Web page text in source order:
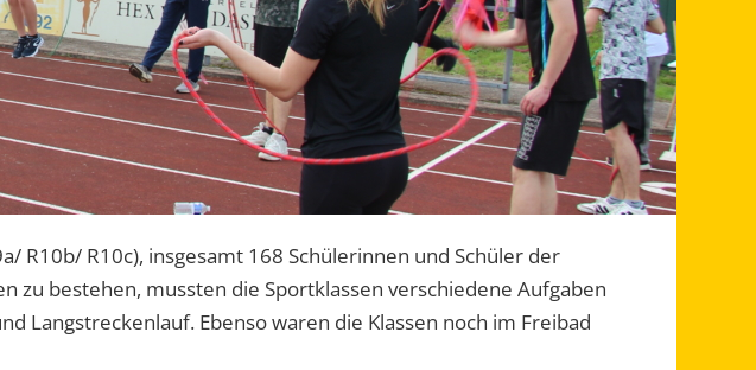
R10b/ R10c), insgesamt 168 Schülerinnen und Schüler der
zu bestehen, mussten die Sportklassen verschiedene Aufgaben
Langstreckenlauf. Ebenso waren die Klassen noch im Freibad